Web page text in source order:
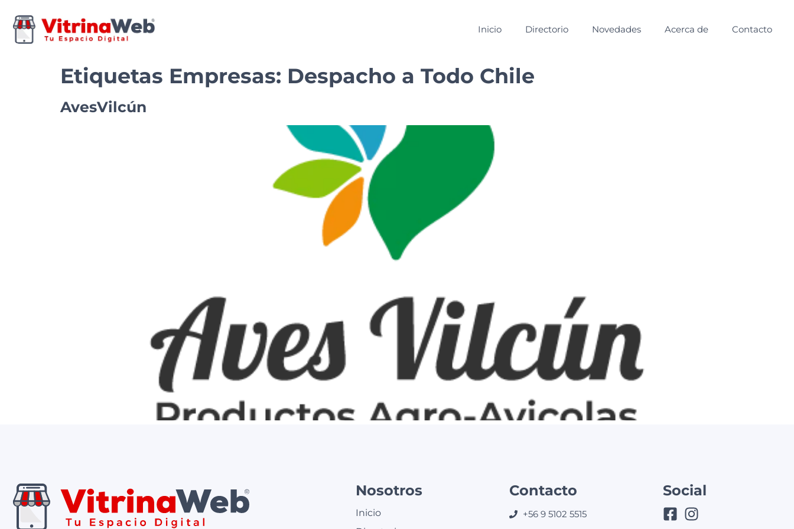
Inicio Directorio Novedades Acerca de Contacto
Etiquetas Empresas: Despacho a Todo Chile
AvesVilcún
Nosotros
Inicio
Contacto
+56 9 5102 5515
Social